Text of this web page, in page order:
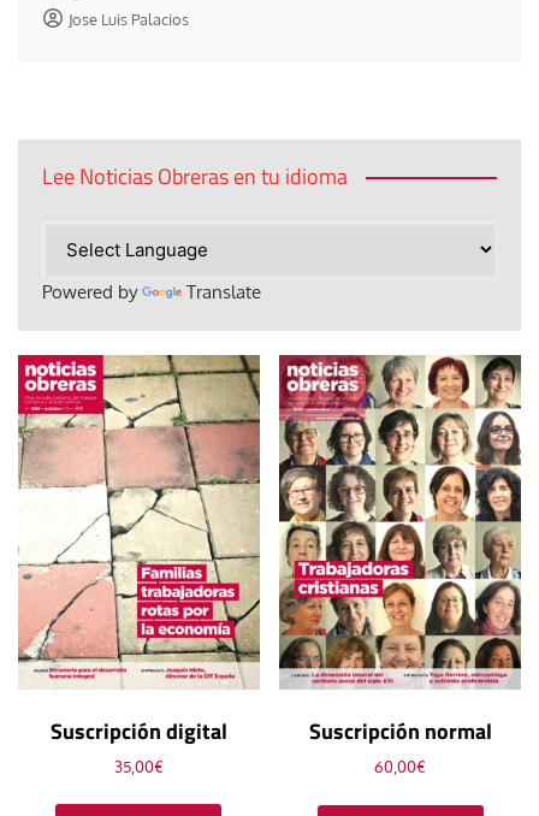
Jose Luis Palacios
Lee Noticias Obreras en tu idioma
Powered by Translate
Suscripción digital
35,00€
Suscripción normal
60,00€